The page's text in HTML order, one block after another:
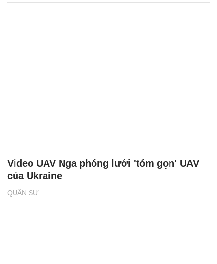
QUÂN SỰ
Video UAV Nga phóng lưới 'tóm gọn' UAV
của Ukraine